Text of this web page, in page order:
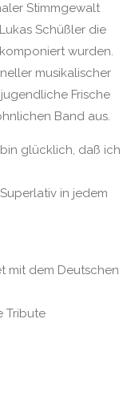
Stimmgewalt
Schüßler die
wurden.
musikalischer
Frische
Band aus.
glücklich, daß ich
in jedem
mit dem Deutschen
Tribute